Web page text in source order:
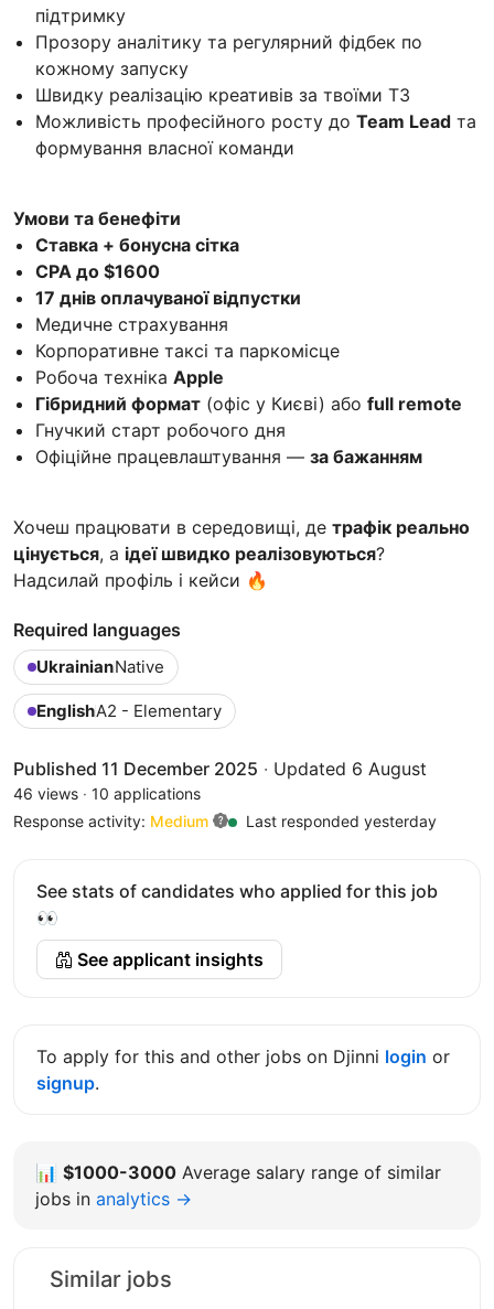
підтримку
Прозору аналітику та регулярний фідбек по
кожному запуску
Швидку реалізацію креативів за твоїми ТЗ
Можливість професійного росту до Team Lead та
формування власної команди
Умови та бенефіти
Ставка + бонусна сітка
CPA до $1600
17 днів оплачуваної відпустки
Медичне страхування
Корпоративне таксі та паркомісце
Робоча техніка Apple
Гібридний формат (офіс у Києві) або full remote
Гнучкий старт робочого дня
Офіційне працевлаштування — за бажанням
Хочеш працювати в середовищі, де трафік реально
цінується, а ідеї швидко реалізовуються?
Надсилай профіль і кейси 🔥
Required languages
UkrainianNative
EnglishA2 - Elementary
Published 11 December 2025 · Updated 6 August
46 views · 10 applications
Response activity: Medium Last responded yesterday
See stats of candidates who applied for this job
👀
See applicant insights
To apply for this and other jobs on Djinni login or
signup.
📊 $1000-3000 Average salary range of similar
jobs in analytics →
Similar jobs